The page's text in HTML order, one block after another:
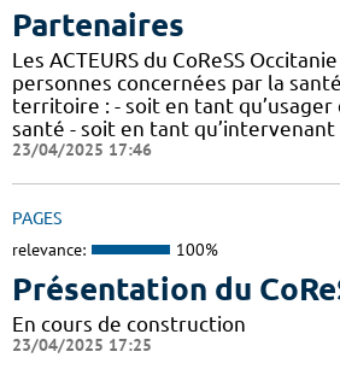
Partenaires
Les ACTEURS du CoReSS
personnes concernées par la
territoire : - soit en tant qu’usager
santé - soit en tant qu’intervenant
23/04/2025 17:46
PAGES
relevance: 100%
Présentation du
En cours de construction
23/04/2025 17:25